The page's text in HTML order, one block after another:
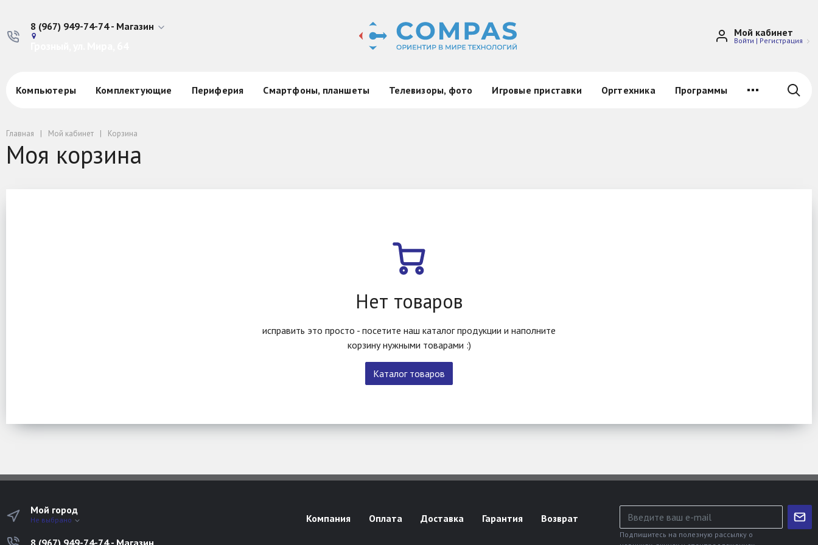
8 (967) 949-74-74 - Магазин Мой кабинет
Войти | Регистрация
Компьютеры Комплектующие Периферия Смартфоны, планшеты Телевизоры, фото Игровые приставки Оргтехника Программы
Главная Мой кабинет Корзина
Моя корзина
Нет товаров
исправить это просто - посетите наш каталог продукции и наполните
корзину нужными товарами :)
Каталог товаров
Мой город
Не выбрано
8 (967) 949-74-74 - Магазин
Компания Оплата Доставка Гарантия Возврат
Подпишитесь на полезную рассылку о